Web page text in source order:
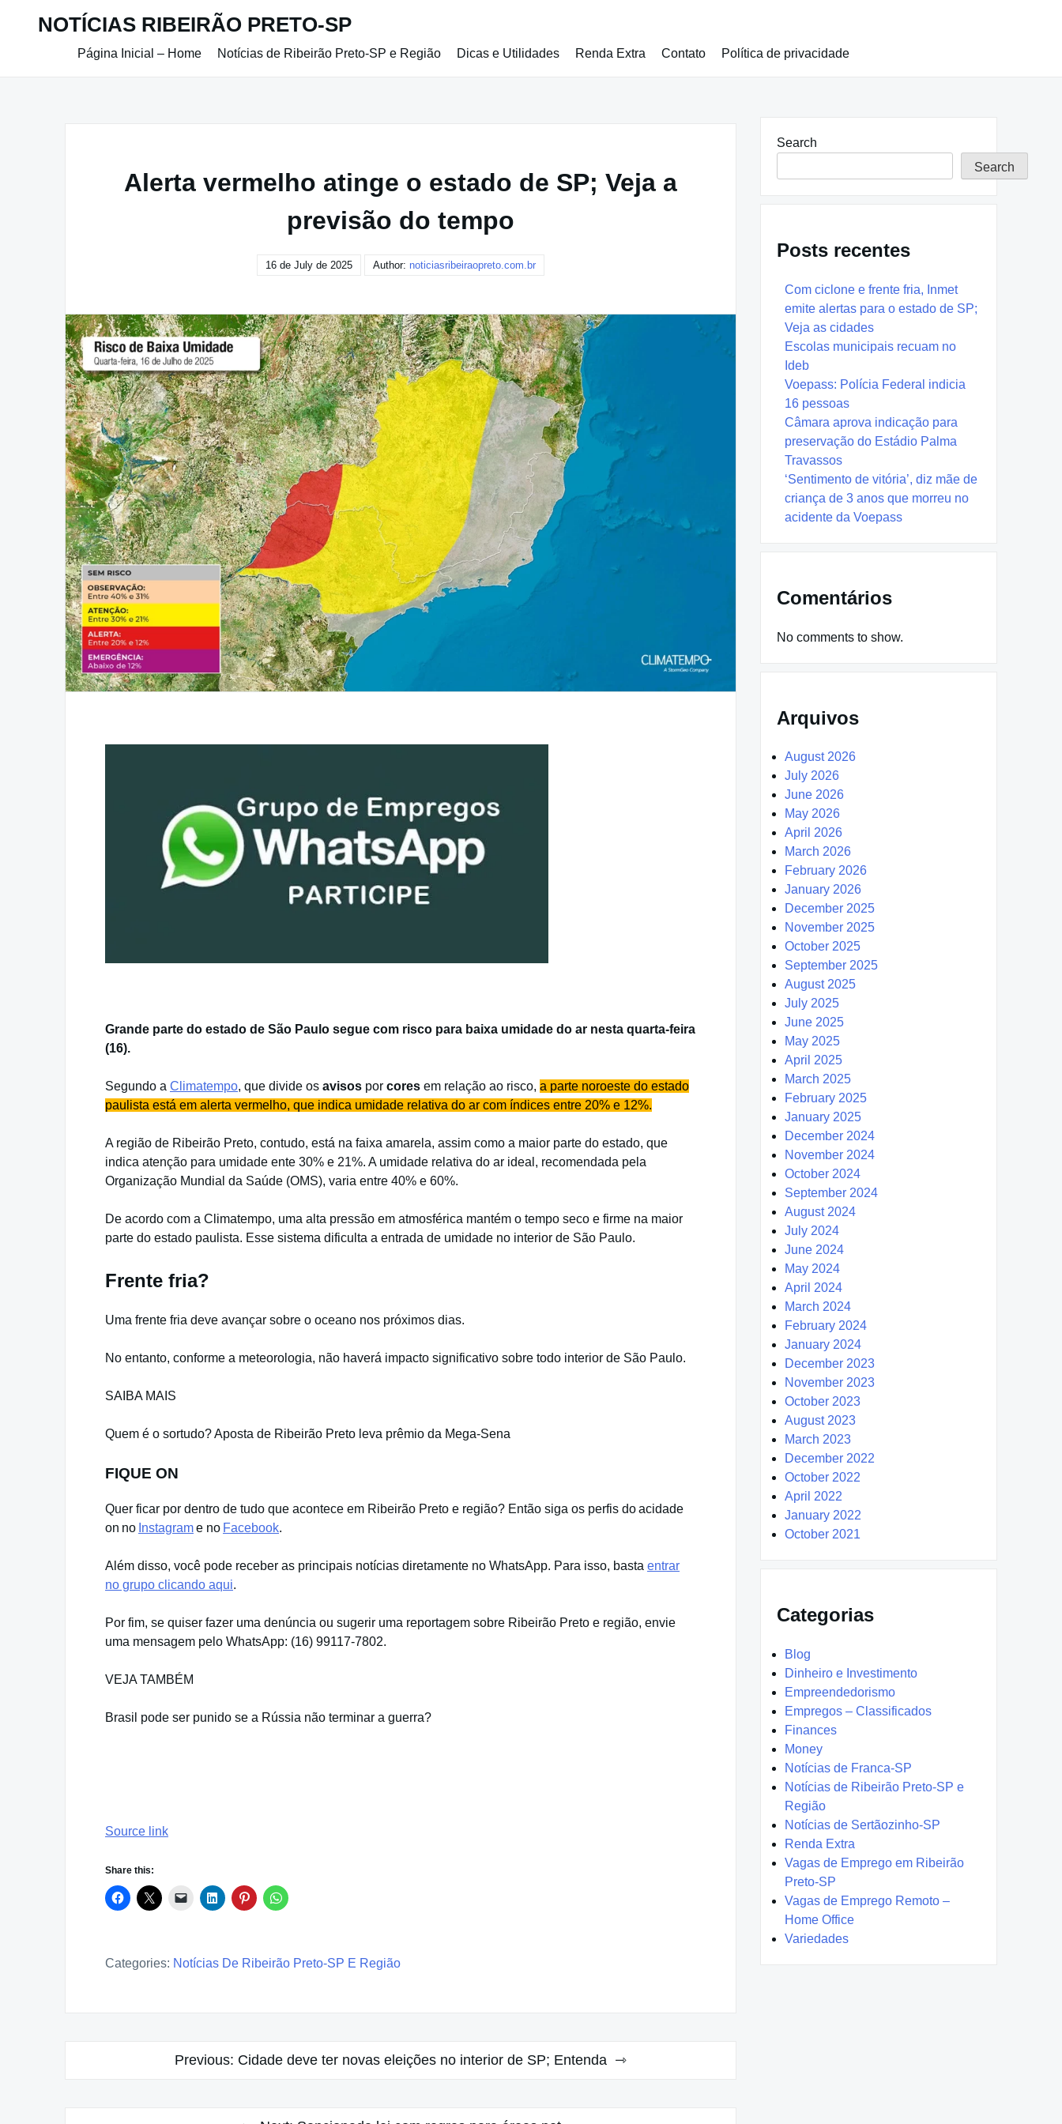
NOTÍCIAS RIBEIRÃO PRETO-SP
Página Inicial – Home Notícias de Ribeirão Preto-SP e Região Dicas e Utilidades Renda Extra Contato Política de privacidade
Alerta vermelho atinge o estado de SP; Veja a
previsão do tempo
16 de July de 2025 Author: noticiasribeiraopreto.com.br
Grande parte do estado de São Paulo segue com risco para baixa umidade do ar nesta quarta-feira
(16).
Segundo a Climatempo, que divide os avisos por cores em relação ao risco, a parte noroeste do estado
paulista está em alerta vermelho, que indica umidade relativa do ar com índices entre 20% e 12%.
A região de Ribeirão Preto, contudo, está na faixa amarela, assim como a maior parte do estado, que
indica atenção para umidade ente 30% e 21%. A umidade relativa do ar ideal, recomendada pela
Organização Mundial da Saúde (OMS), varia entre 40% e 60%.
De acordo com a Climatempo, uma alta pressão em atmosférica mantém o tempo seco e firme na maior
parte do estado paulista. Esse sistema dificulta a entrada de umidade no interior de São Paulo.
Frente fria?
Uma frente fria deve avançar sobre o oceano nos próximos dias.
No entanto, conforme a meteorologia, não haverá impacto significativo sobre todo interior de São Paulo.
SAIBA MAIS
Quem é o sortudo? Aposta de Ribeirão Preto leva prêmio da Mega-Sena
FIQUE ON
Quer ficar por dentro de tudo que acontece em Ribeirão Preto e região? Então siga os perfis do acidade
on no Instagrame no Facebook.
Além disso, você pode receber as principais notícias diretamente no WhatsApp. Para isso, basta entrar
no grupo clicando aqui.
Por fim, se quiser fazer uma denúncia ou sugerir uma reportagem sobre Ribeirão Preto e região, envie
uma mensagem pelo WhatsApp: (16) 99117-7802.
VEJA TAMBÉM
Brasil pode ser punido se a Rússia não terminar a guerra?
Source link
Share this:
Categories: Notícias De Ribeirão Preto-SP E Região
Previous: Cidade deve ter novas eleições no interior de SP; Entenda
Search
Search
Posts recentes
Com ciclone e frente fria, Inmet
emite alertas para o estado de SP;
Veja as cidades
Escolas municipais recuam no
Ideb
Voepass: Polícia Federal indicia
16 pessoas
Câmara aprova indicação para
preservação do Estádio Palma
Travassos
‘Sentimento de vitória’, diz mãe de
criança de 3 anos que morreu no
acidente da Voepass
Comentários
No comments to show.
Arquivos
August 2026
July 2026
June 2026
May 2026
April 2026
March 2026
February 2026
January 2026
December 2025
November 2025
October 2025
September 2025
August 2025
July 2025
June 2025
May 2025
April 2025
March 2025
February 2025
January 2025
December 2024
November 2024
October 2024
September 2024
August 2024
July 2024
June 2024
May 2024
April 2024
March 2024
February 2024
January 2024
December 2023
November 2023
October 2023
August 2023
March 2023
December 2022
October 2022
April 2022
January 2022
October 2021
Categorias
Blog
Dinheiro e Investimento
Empreendedorismo
Empregos – Classificados
Finances
Money
Notícias de Franca-SP
Notícias de Ribeirão Preto-SP e
Região
Notícias de Sertãozinho-SP
Renda Extra
Vagas de Emprego em Ribeirão
Preto-SP
Vagas de Emprego Remoto –
Home Office
Variedades